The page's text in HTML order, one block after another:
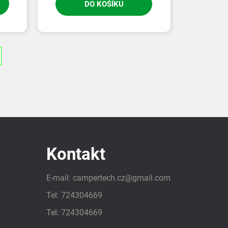
DO KOŠÍKU
Kontakt
E-mail: campertech.cz@gmail.com
Tel: 724304669
Tel: 724304669